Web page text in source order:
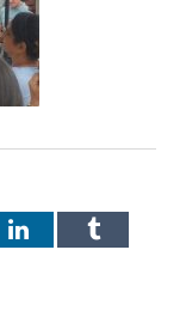
LinkedInTumblr